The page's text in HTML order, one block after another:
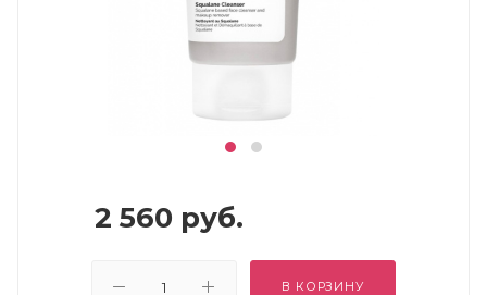
2 560 руб.
В КОРЗИНУ